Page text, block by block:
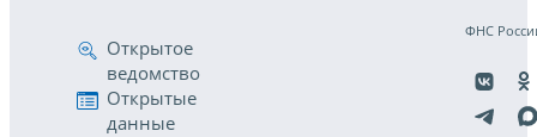
Открытое
ведомство
Открытые
данные
ФНС